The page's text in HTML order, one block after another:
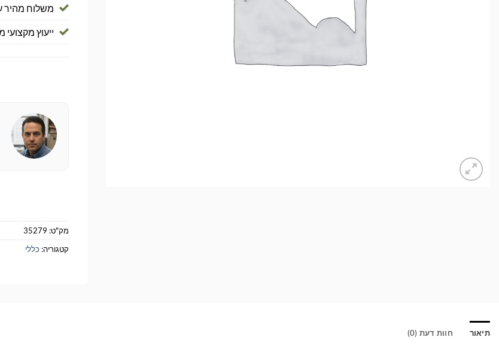
משלוח מהיר
ייעוץ מקצועי
מק"ט: 35279
קטגוריה: כללי
תיאור חוות דעת (0)